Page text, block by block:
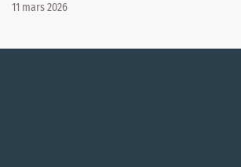
11 mars 2026